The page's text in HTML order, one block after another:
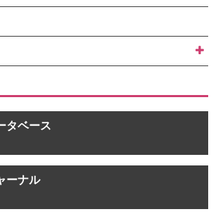
タベース
ーナル